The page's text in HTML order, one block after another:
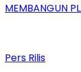
MEMBANGUN
Pers Rilis